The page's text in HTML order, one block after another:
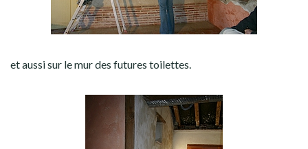
et aussi sur le mur des futures toilettes.